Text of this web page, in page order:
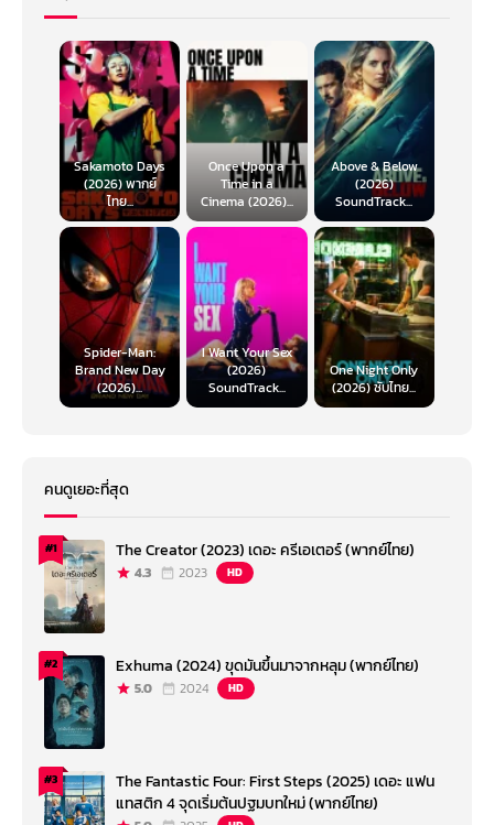
Sakamoto Days
(2026) พากย์
ไทย...
Once Upon a
Time in a
Cinema (2026)...
Above & Below
(2026)
SoundTrack...
Spider-Man:
Brand New Day
(2026)...
I Want Your Sex
(2026)
SoundTrack...
One Night Only
(2026) ซับไทย...
คนดูเยอะที่สุด
#1 The Creator (2023) เดอะ ครีเอเตอร์ (พากย์ไทย)
4.3 2023 HD
#2 Exhuma (2024) ขุดมันขึ้นมาจากหลุม (พากย์ไทย)
5.0 2024 HD
#3
The Fantastic Four: First Steps (2025) เดอะ แฟน
แทสติก 4 จุดเริ่มต้นปฐมบทใหม่ (พากย์ไทย)